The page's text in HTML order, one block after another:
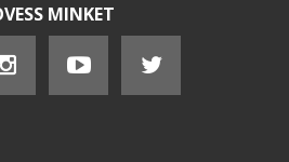
MINKET